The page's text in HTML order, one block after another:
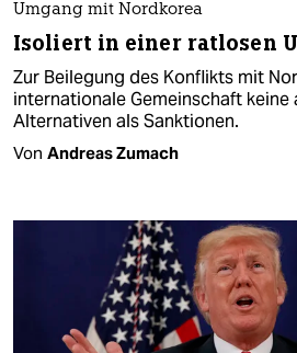
Umgang mit Nordkorea
Isoliert in einer ratlosen
Zur Beilegung des Konflikts mit
internationale Gemeinschaft
Alternativen als Sanktionen.
Von Andreas Zumach